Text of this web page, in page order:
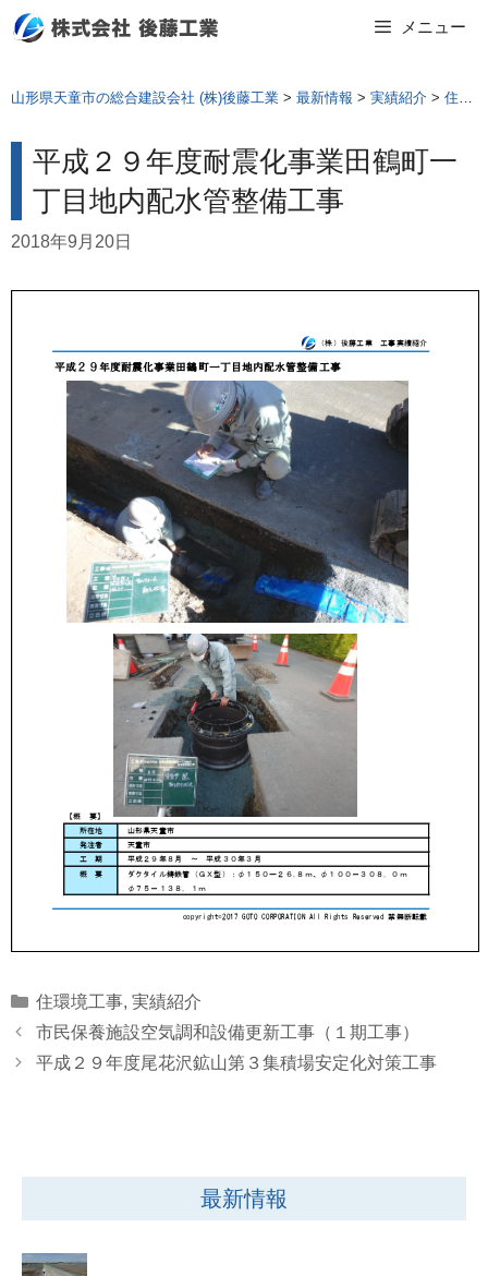
Skip
メニュー
山形県天童市の総合建設会社 (株)後藤工業 > 最新情報 > 実績紹介 > 住環境工事
平成２９年度耐震化事業田鶴町一
丁目地内配水管整備工事
2018年9月20日
Categories
住環境工事, 実績紹介
市民保養施設空気調和設備更新工事（１期工事）
平成２９年度尾花沢鉱山第３集積場安定化対策工事
最新情報